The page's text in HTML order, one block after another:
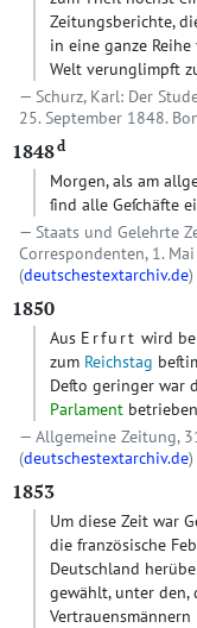
Zeitungsberichte,
in eine ganze
Welt verunglimpft
Schurz, Karl: Der
25. September 1848.
1848d
Morgen, als am
ſind alle Geſchäfte
Staats und Gelehrte
Correspondenten, 1.
(deutschestextarchiv.de)
1850
Aus Erfurt wird
zum Reichstag
Deſto geringer war
Parlament
Allgemeine Zeitung,
(deutschestextarchiv.de)
1853
Um diese Zeit war
die französische
Deutschland
gewählt, unter den,